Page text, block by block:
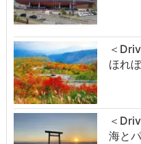
＜
ほれ
＜
海と